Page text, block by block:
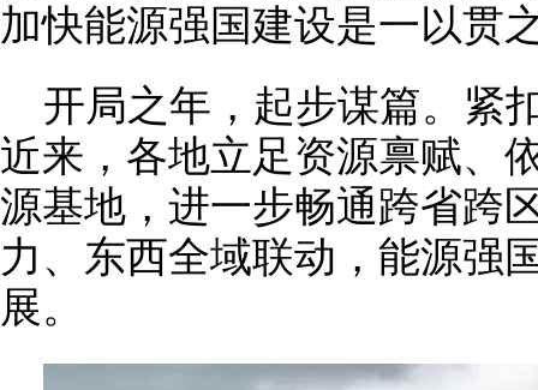
加快能源强国建设是一以贯
开局之年，起步谋篇。紧
近来，各地立足资源禀赋、
源基地，进一步畅通跨省跨
力、东西全域联动，能源强
展。